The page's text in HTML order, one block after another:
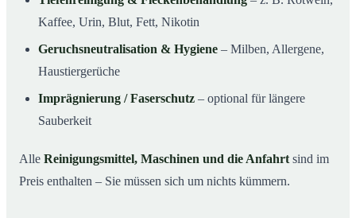
Kaffee, Urin, Blut, Fett, Nikotin
Geruchsneutralisation & Hygiene – Milben, Allergene,
Haustiergerüche
Imprägnierung / Faserschutz – optional für längere
Sauberkeit
Alle Reinigungsmittel, Maschinen und die Anfahrt sind im
Preis enthalten – Sie müssen sich um nichts kümmern.